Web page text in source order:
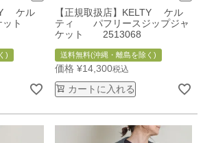
ケル
ット
)
【正規取扱店】KELTY ケル
ティ パフリースジップジャ
ケット 2513068
送料無料(沖縄・離島を除く)
価格 ¥14,300税込
カートに入れる